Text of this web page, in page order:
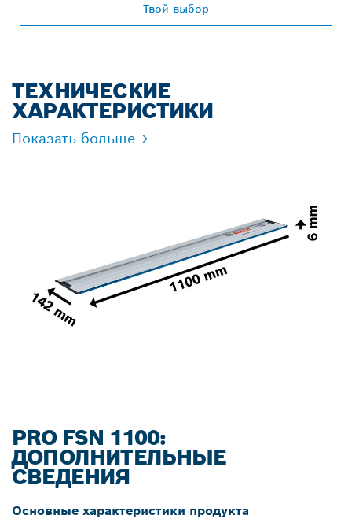
Твой выбор
ТЕХНИЧЕСКИЕ
ХАРАКТЕРИСТИКИ
Показать больше
PRO FSN 1100:
ДОПОЛНИТЕЛЬНЫЕ
СВЕДЕНИЯ
Основные характеристики продукта